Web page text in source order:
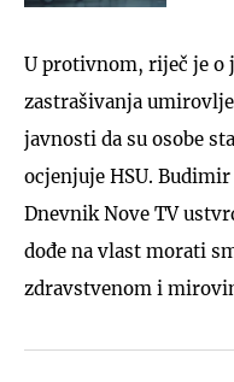
U protivnom, riječ je o
zastrašivanja
javnosti da su osobe
ocjenjuje HSU.
Dnevnik Nove TV
dođe na vlast morati
zdravstvenom i